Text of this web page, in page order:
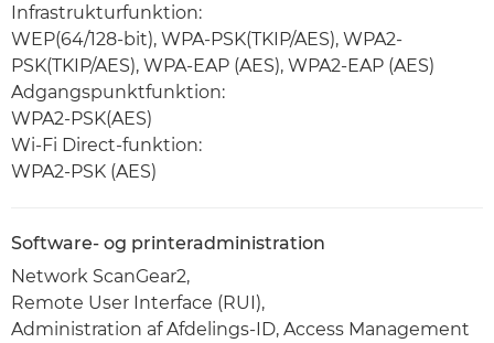
Infrastrukturfunktion:
WEP(64/128-bit), WPA-PSK(TKIP/AES), WPA2-
PSK(TKIP/AES), WPA-EAP (AES), WPA2-EAP (AES)
Adgangspunktfunktion:
WPA2-PSK(AES)
Wi-Fi Direct-funktion:
WPA2-PSK (AES)
Software- og printeradministration
Network ScanGear2,
Remote User Interface (RUI),
Administration af Afdelings-ID, Access Management